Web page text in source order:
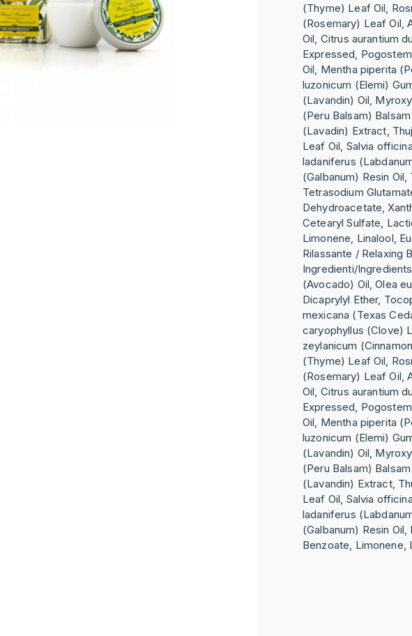
(Thyme) Leaf Oil,
(Rosemary) Leaf Oil,
Oil, Citrus aurantium
Expressed,
Oil, Mentha piperita
luzonicum (Elemi)
(Lavandin) Oil,
(Peru Balsam)
(Lavadin) Extract,
Leaf Oil, Salvia
ladaniferus
(Galbanum) Resin
Tetrasodium
Dehydroacetate,
Cetearyl Sulfate,
Limonene, Linalool,
Rilassante / Relaxing
Ingredienti/
(Avocado) Oil, Olea
Dicaprylyl Ether,
mexicana (Texas
caryophyllus (Clove)
zeylanicum
(Thyme) Leaf Oil,
(Rosemary) Leaf Oil,
Oil, Citrus aurantium
Expressed,
Oil, Mentha piperita
luzonicum (Elemi)
(Lavandin) Oil,
(Peru Balsam)
(Lavandin) Extract,
Leaf Oil, Salvia
ladaniferus
(Galbanum) Resin
Benzoate, Limonene,